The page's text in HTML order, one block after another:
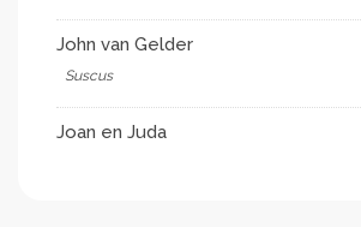
John van Gelder
Suscus
Joan en Juda